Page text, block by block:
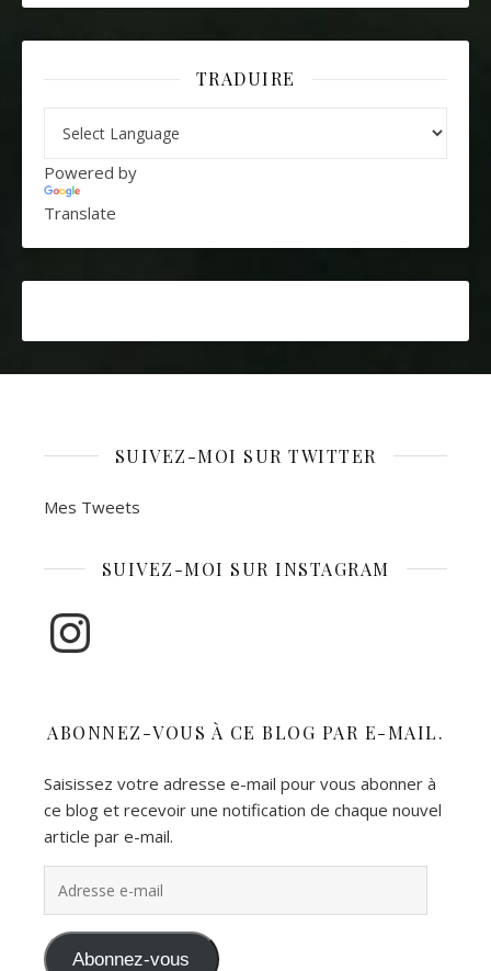
TRADUIRE
Powered by
Translate
SUIVEZ-MOI SUR TWITTER
Mes Tweets
SUIVEZ-MOI SUR INSTAGRAM
Instagram
ABONNEZ-VOUS À CE BLOG PAR E-MAIL.
Saisissez votre adresse e-mail pour vous abonner à
ce blog et recevoir une notification de chaque nouvel
article par e-mail.
Abonnez-vous